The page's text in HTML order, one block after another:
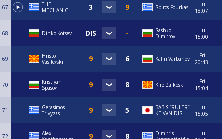
67
THE
MECHANIC
Spiros Fourkas
Fri
18:07
68 Dinko Kotsev
Sashko
Dimitrov
Fri
15:00
69
Hristo
Vasilevski
Kalin Varbanov
Fri
20:43
70
Kristiyan
Spasov
Kire Zajkoski
Fri
15:04
71
Gerasimos
Trivyzas
BABIS “RULER”
KEIVANIDIS
Fri
15:05
72
Alex
Dimitris
Fri